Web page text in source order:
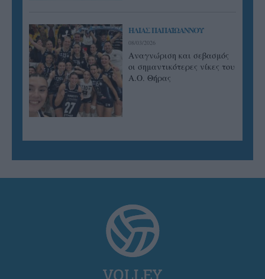
ΗΛΙΑΣ ΠΑΠΑΪΩΑΝΝΟΥ
08/03/2026
Αναγνώριση και σεβασμός
οι σημαντικότερες νίκες του
Α.Ο. Θήρας